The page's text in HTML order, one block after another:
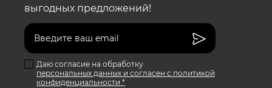
выгодных предложений!
Даю согласие на обработку
персональных данных и согласен с политикой
конфиденциальности *